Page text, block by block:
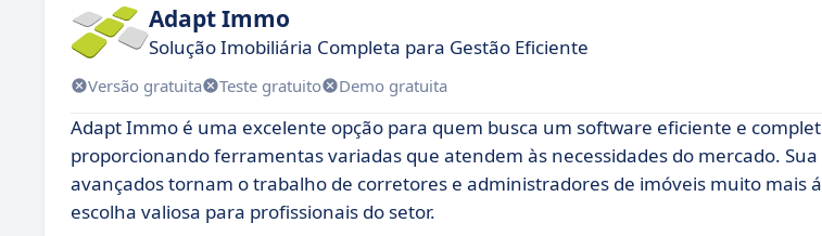
Adapt Immo
Solução Imobiliária Completa para Gestão Eficiente
Versão gratuita Teste gratuito Demo gratuita
Adapt Immo é uma excelente opção para quem busca um software eficiente e
proporcionando ferramentas variadas que atendem às necessidades do mercado.
avançados tornam o trabalho de corretores e administradores de imóveis muito mais
escolha valiosa para profissionais do setor.